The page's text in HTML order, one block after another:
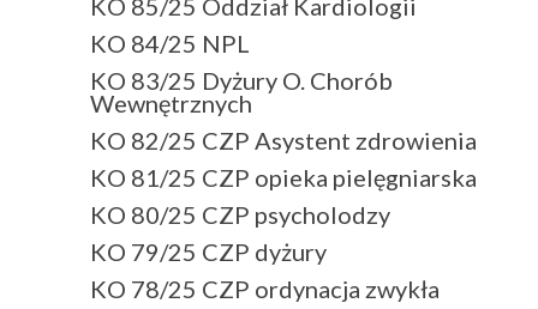
KO 85/25 Oddział Kardiologii
KO 84/25 NPL
KO 83/25 Dyżury O. Chorób
Wewnętrznych
KO 82/25 CZP Asystent zdrowienia
KO 81/25 CZP opieka pielęgniarska
KO 80/25 CZP psycholodzy
KO 79/25 CZP dyżury
KO 78/25 CZP ordynacja zwykła